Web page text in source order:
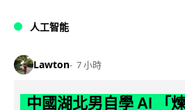
人工智能
Lawton 7 小時
中國湖北男自學 AI 「